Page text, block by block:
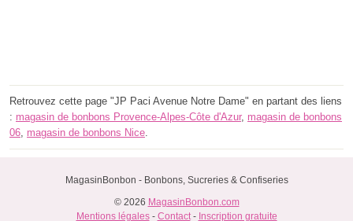
Retrouvez cette page "JP Paci Avenue Notre Dame" en partant des liens
: magasin de bonbons Provence-Alpes-Côte d'Azur, magasin de bonbons
06, magasin de bonbons Nice.
MagasinBonbon - Bonbons, Sucreries & Confiseries
© 2026 MagasinBonbon.com
Mentions légales- Contact- Inscription gratuite